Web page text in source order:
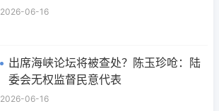
2026-06-16
出席海峡论坛将被查处？陈玉珍呛：陆
委会无权监督民意代表
2026-06-16